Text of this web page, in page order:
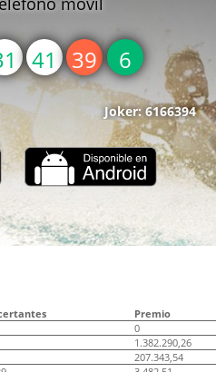
41 39 6
Joker: 6166394
Premio
0
1.382.290,26
207.343,54